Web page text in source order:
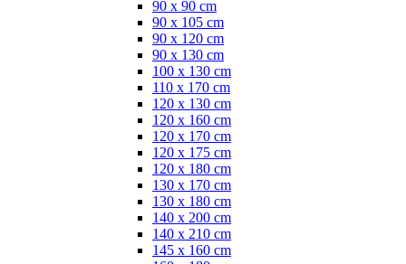
90 x 90 cm
90 x 105 cm
90 x 120 cm
90 x 130 cm
100 x 130 cm
110 x 170 cm
120 x 130 cm
120 x 160 cm
120 x 170 cm
120 x 175 cm
120 x 180 cm
130 x 170 cm
130 x 180 cm
140 x 200 cm
140 x 210 cm
145 x 160 cm